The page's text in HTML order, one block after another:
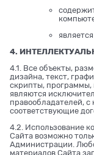
4.
4.1. Все объекты,
дизайна, текст,
скрипты, программы,
являются
правообладателей,
соответствующие
4.2. Использование
Сайта возможно
Администрации.
материалов Сайта